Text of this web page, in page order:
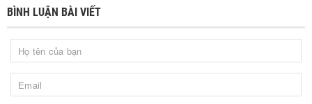
BÌNH LUẬN BÀI VIẾT